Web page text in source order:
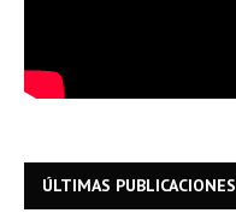
ÚLTIMAS PUBLICACIONES